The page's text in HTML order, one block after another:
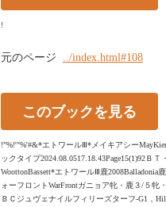
!
元のページ ../index.html#108
このブックを見る
!"%!'"%'#&*エトワールⅢ*メイキアシー
ックタイプ2024.08.0517.18.43Page15(1)92Ｂ
WoottonBassett*エトワールⅢ鹿2008Balladonia
ォーフロントWarFrontガニョア牝・鹿３/５牝
ＢＣジュヴェナイルフィリーズターフ-G1，